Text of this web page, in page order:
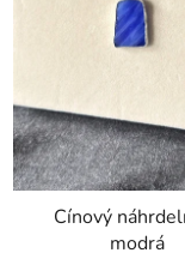
d
u
k
t
Cínový
modrá